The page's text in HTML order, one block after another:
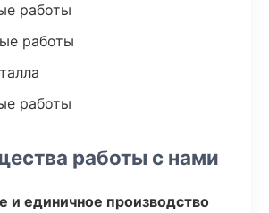
работы
работы
работы
работы с нами
и единичное производство